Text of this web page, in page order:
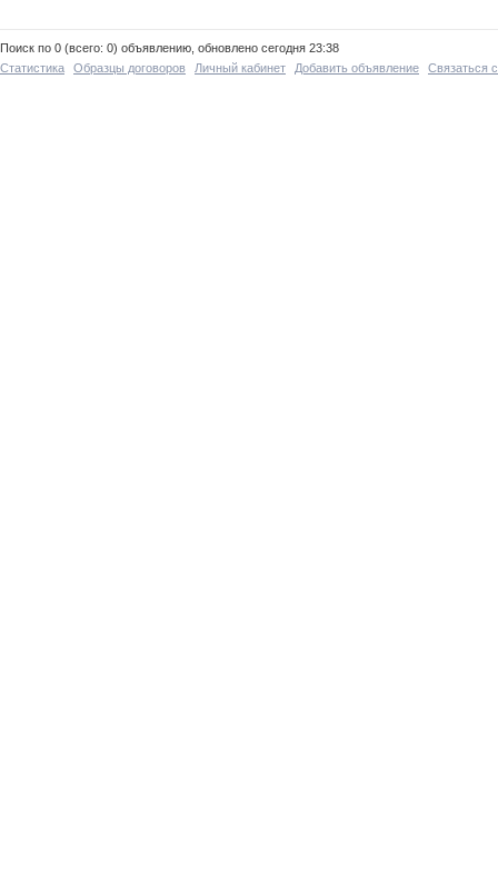
Поиск по 0 (всего: 0) объявлению, обновлено сегодня 23:38
Статистика
Образцы договоров Личный кабинет Добавить объявление Связаться